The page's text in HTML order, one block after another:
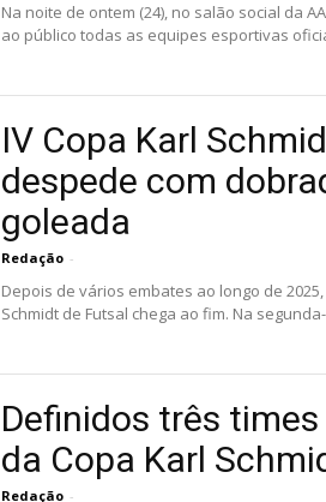
Na noite de ontem (24), no salão social da
ao público todas as equipes esportivas
IV Copa Karl
despede com
goleada
Redação -
Depois de vários embates ao longo de
Schmidt de Futsal chega ao fim. Na
Definidos três
da Copa Karl
Redação -